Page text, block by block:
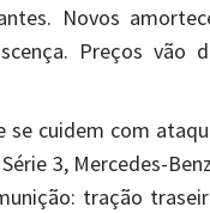
Novos
Preços vão
se cuidem com
3, Mercedes-
tração